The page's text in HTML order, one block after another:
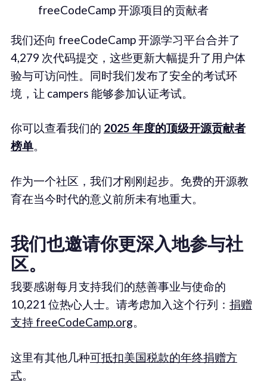
freeCodeCamp 开源项目的贡献者
我们还向 freeCodeCamp 开源学习平台合并了
4,279 次代码提交，这些更新大幅提升了用户体
验与可访问性。同时我们发布了安全的考试环
境，让 campers 能够参加认证考试。
你可以查看我们的 2025 年度的顶级开源贡献者
榜单。
作为一个社区，我们才刚刚起步。免费的开源教
育在当今时代的意义前所未有地重大。
我们也邀请你更深入地参与社
区。
我要感谢每月支持我们的慈善事业与使命的
10,221 位热心人士。请考虑加入这个行列： 捐赠
支持 freeCodeCamp.org。
这里有其他几种可抵扣美国税款的年终捐赠方
式。